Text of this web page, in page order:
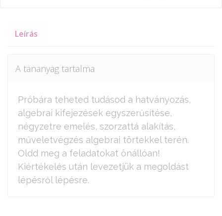
Leírás
A tananyag tartalma
Próbára teheted tudásod a hatványozás,
algebrai kifejezések egyszerűsítése,
négyzetre emelés, szorzattá alakítás,
műveletvégzés algebrai törtekkel terén.
Oldd meg a feladatokat önállóan!
Kiértékelés után levezetjük a megoldást
lépésről lépésre.